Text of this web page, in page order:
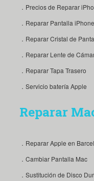
．Precios de Reparar
．Reparar Pantalla iPhone
．Reparar Cristal de
．Reparar Lente de
．Reparar Tapa Trasero
．Servicio batería Apple
Reparar
．Reparar Apple en
．Cambiar Pantalla Mac
．Sustitución de Disco